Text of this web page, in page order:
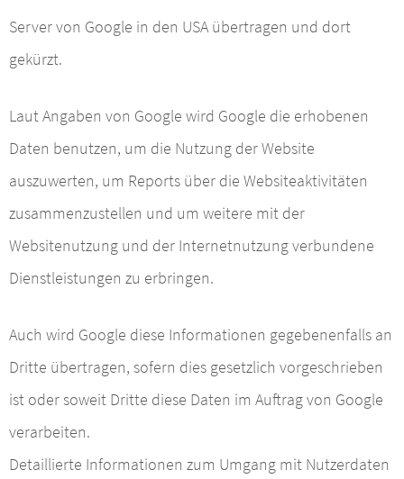
Server von Google in den USA übertragen und dort
gekürzt.
Laut Angaben von Google wird Google die erhobenen
Daten benutzen, um die Nutzung der Website
auszuwerten, um Reports über die Websiteaktivitäten
zusammenzustellen und um weitere mit der
Websitenutzung und der Internetnutzung verbundene
Dienstleistungen zu erbringen.
Auch wird Google diese Informationen gegebenenfalls an
Dritte übertragen, sofern dies gesetzlich vorgeschrieben
ist oder soweit Dritte diese Daten im Auftrag von Google
verarbeiten.
Detaillierte Informationen zum Umgang mit Nutzerdaten